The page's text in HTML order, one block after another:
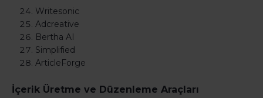
Writesonic
Adcreative
Bertha AI
Simplified
ArticleForge
İçerik Üretme ve Düzenleme Araçları